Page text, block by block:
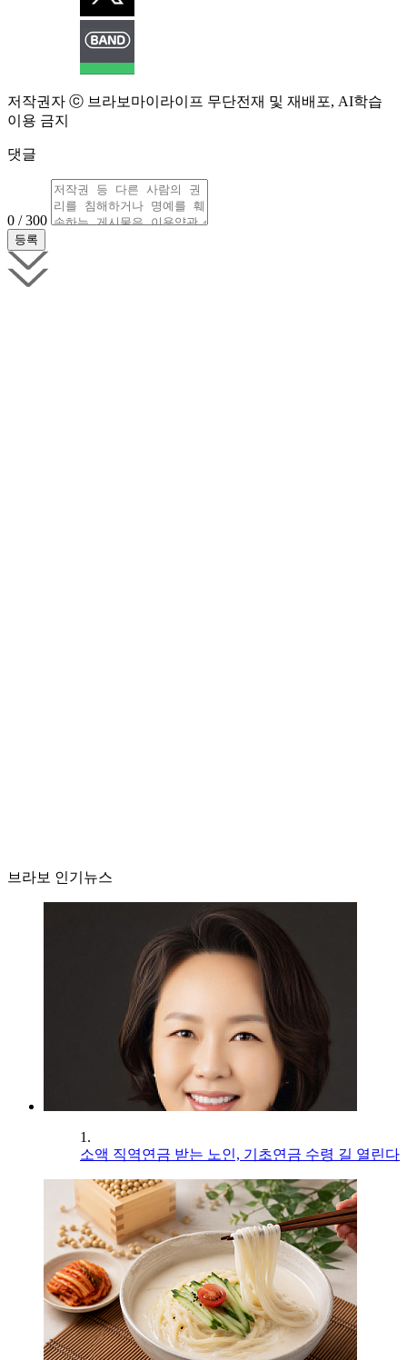
저작권자 ⓒ 브라보마이라이프 무단전재 및 재배포, AI학습
이용 금지
댓글
0 / 300
브라보 인기뉴스
1.
소액 직역연금 받는 노인, 기초연금 수령 길 열린다